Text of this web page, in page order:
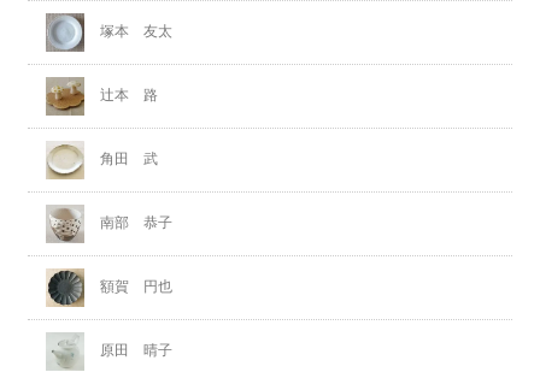
塚本 友太
辻本 路
角田 武
南部 恭子
額賀 円也
原田 晴子